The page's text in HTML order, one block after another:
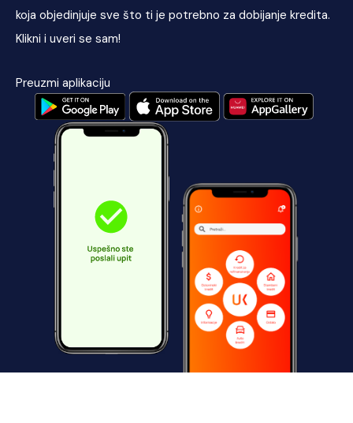
koja objedinjuje sve što ti je potrebno za dobijanje kredita.
Klikni i uveri se sam!
Preuzmi aplikaciju